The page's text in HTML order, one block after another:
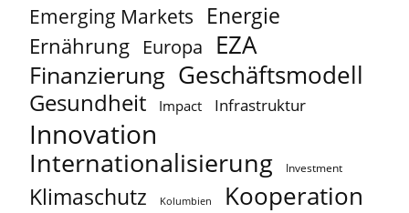
Emerging Markets Energie
Ernährung Europa EZA
Finanzierung Geschäftsmodell
Gesundheit Impact Infrastruktur
Innovation
Internationalisierung Investment
Klimaschutz Kolumbien Kooperation